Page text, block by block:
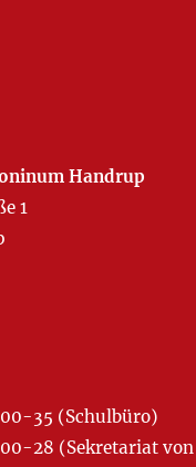
Handrup
1
35 (Schulbüro)
28 (Sekretariat von